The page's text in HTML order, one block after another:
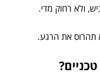
ולא רחוק מדי.
תהרוס את הרגע.